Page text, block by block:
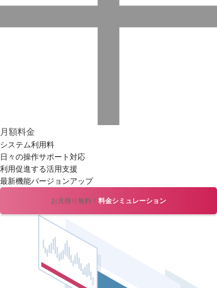
月額料金
システム利用料
日々の操作サポート対応
利用促進する活用支援
最新機能バージョンアップ
お見積り無料！ 料金シミュレーション